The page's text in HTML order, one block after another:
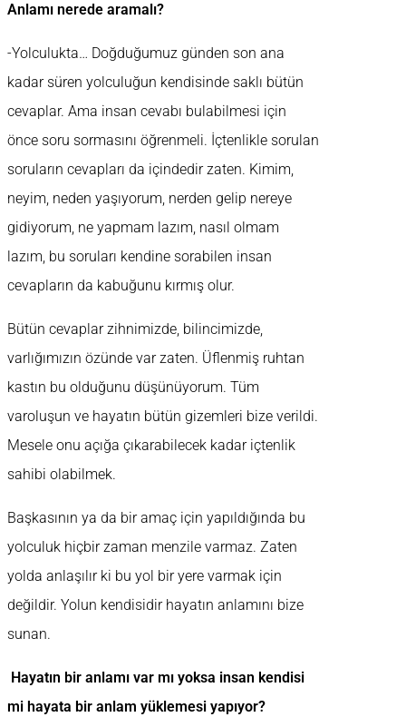
Anlamı nerede aramalı?
-Yolculukta… Doğduğumuz günden son ana
kadar süren yolculuğun kendisinde saklı bütün
cevaplar. Ama insan cevabı bulabilmesi için
önce soru sormasını öğrenmeli. İçtenlikle sorulan
soruların cevapları da içindedir zaten. Kimim,
neyim, neden yaşıyorum, nerden gelip nereye
gidiyorum, ne yapmam lazım, nasıl olmam
lazım, bu soruları kendine sorabilen insan
cevapların da kabuğunu kırmış olur.
Bütün cevaplar zihnimizde, bilincimizde,
varlığımızın özünde var zaten. Üflenmiş ruhtan
kastın bu olduğunu düşünüyorum. Tüm
varoluşun ve hayatın bütün gizemleri bize verildi.
Mesele onu açığa çıkarabilecek kadar içtenlik
sahibi olabilmek.
Başkasının ya da bir amaç için yapıldığında bu
yolculuk hiçbir zaman menzile varmaz. Zaten
yolda anlaşılır ki bu yol bir yere varmak için
değildir. Yolun kendisidir hayatın anlamını bize
sunan.
Hayatın bir anlamı var mı yoksa insan kendisi
mi hayata bir anlam yüklemesi yapıyor?